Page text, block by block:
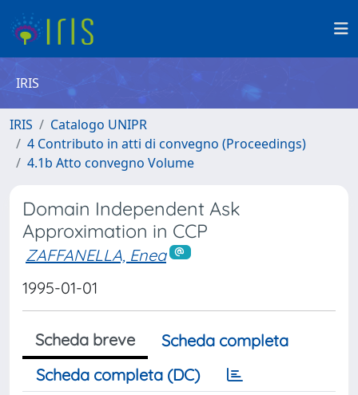
IRIS
IRIS
Catalogo UNIPR
4 Contributo in atti di convegno (Proceedings)
4.1b Atto convegno Volume
Domain Independent Ask
Approximation in CCP
ZAFFANELLA, Enea
1995-01-01
Scheda breve
Scheda completa
Scheda completa (DC)